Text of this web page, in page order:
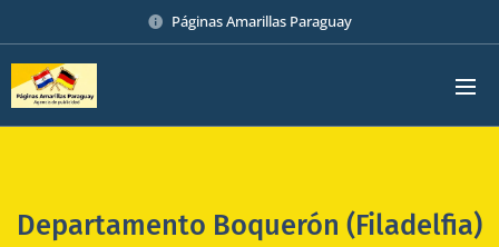
Páginas Amarillas Paraguay
Departamento Boquerón (Filadelfia)